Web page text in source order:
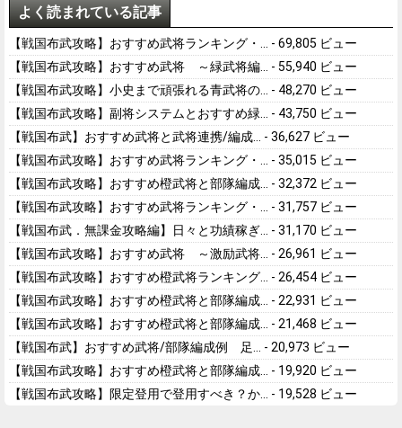
よく読まれている記事
【戦国布武攻略】おすすめ武将ランキング・...
- 69,805 ビュー
【戦国布武攻略】おすすめ武将 ～緑武将編...
- 55,940 ビュー
【戦国布武攻略】小史まで頑張れる青武将の...
- 48,270 ビュー
【戦国布武攻略】副将システムとおすすめ緑...
- 43,750 ビュー
【戦国布武】おすすめ武将と武将連携/編成...
- 36,627 ビュー
【戦国布武攻略】おすすめ武将ランキング・...
- 35,015 ビュー
【戦国布武攻略】おすすめ橙武将と部隊編成...
- 32,372 ビュー
【戦国布武攻略】おすすめ武将ランキング・...
- 31,757 ビュー
【戦国布武．無課金攻略編】日々と功績稼ぎ...
- 31,170 ビュー
【戦国布武攻略】おすすめ武将 ～激励武将...
- 26,961 ビュー
【戦国布武攻略】おすすめ橙武将ランキング...
- 26,454 ビュー
【戦国布武攻略】おすすめ橙武将と部隊編成...
- 22,931 ビュー
【戦国布武攻略】おすすめ橙武将と部隊編成...
- 21,468 ビュー
【戦国布武】おすすめ武将/部隊編成例 足...
- 20,973 ビュー
【戦国布武攻略】おすすめ橙武将と部隊編成...
- 19,920 ビュー
【戦国布武攻略】限定登用で登用すべき？か...
- 19,528 ビュー